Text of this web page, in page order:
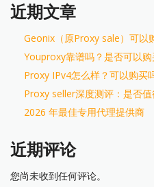
近期文章
Geonix（原Proxy sale）可以
Youproxy靠谱吗？是否可以购
Proxy IPv4怎么样？可以购买
Proxy seller深度测评：是否
2026 年最佳专用代理提供商
近期评论
您尚未收到任何评论。